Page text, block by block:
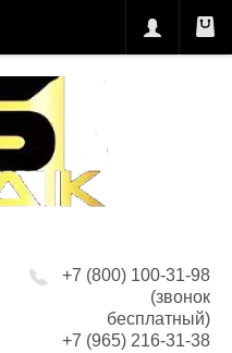
+7 (800) 100-31-98
(звонок
бесплатный)
+7 (965) 216-31-38